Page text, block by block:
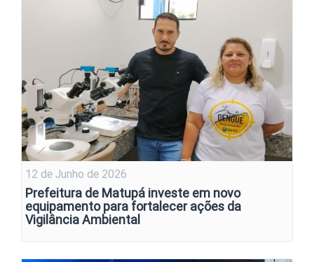
12 de Junho de 2026
Prefeitura de Matupá investe em novo
equipamento para fortalecer ações da
Vigilância Ambiental